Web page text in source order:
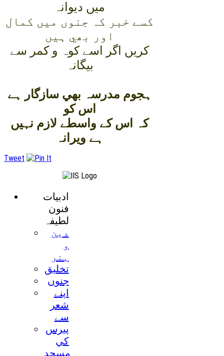
ميں ديوانہ
کسے خبر کہ جنوں ميں کمال
اور بھي ہيں
کريں اگر اسے کوہ و کمر سے
بيگانہ
ہجوم مدرسہ بھي سازگار ہے
اس کو
کہ اس کے واسطے لازم نہيں
ہے ويرانہ
Tweet
ادبيات
فنون
لطيفہ
دين
و
ہنر
تخليق
جنوں
اپنے
شعر
سے
پيرس
کي
مسجد